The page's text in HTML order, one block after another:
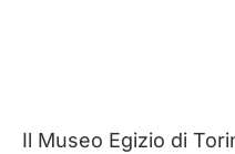
Il Museo Egizio di